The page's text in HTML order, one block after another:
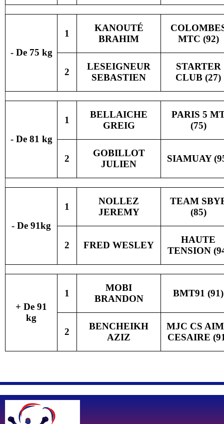
- De 75 kg
1
KANOUTÉ
BRAHIM
MTC (92)
2
LESEIGNEUR
SEBASTIEN
STARTER
CLUB (27)
- De 81 kg
1
BELLAICHE
GREIG
PARIS 5
(75)
2
GOBILLOT
JULIEN
SIAMUAY
- De 91kg
1
NOLLEZ
JEREMY
TEAM
(85)
2 FRED WESLEY
HAUTE
TENSION
+ De 91
kg
1
MOBI
BRANDON
BMT91 (91)
2
BENCHEIKH
AZIZ
MJC CS
CESAIRE